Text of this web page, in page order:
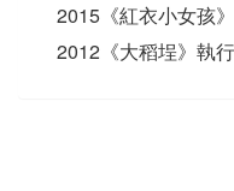
2015《紅衣小女孩
2012《大稻埕》執